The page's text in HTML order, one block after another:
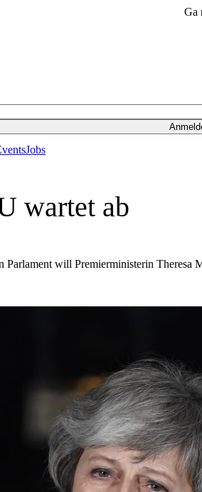
Ga
Jobs
wartet ab
will Premierministerin Theresa